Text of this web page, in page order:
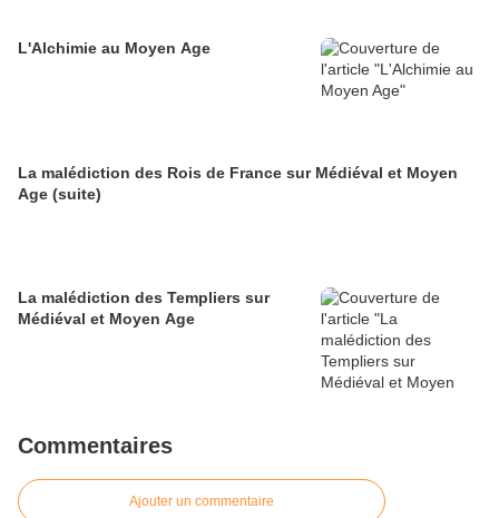
L'Alchimie au Moyen Age
La malédiction des Rois de France sur Médiéval et Moyen
Age (suite)
La malédiction des Templiers sur
Médiéval et Moyen Age
Commentaires
Ajouter un commentaire